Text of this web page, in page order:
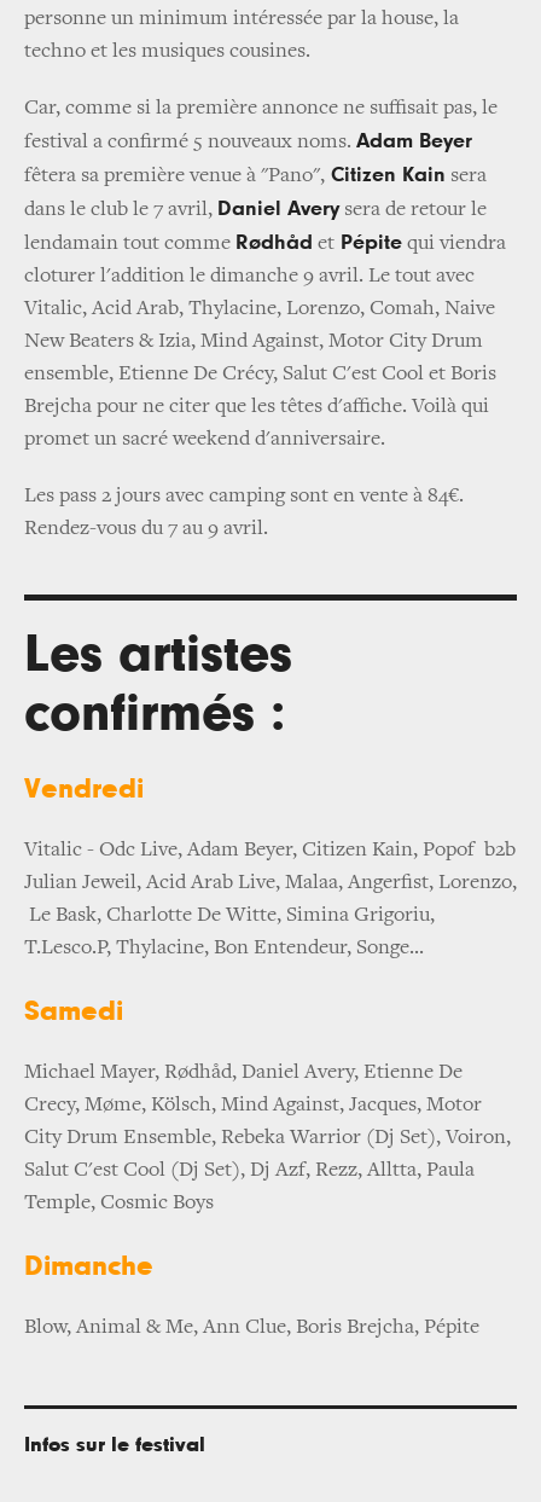
personne un minimum intéressée par la house, la
techno et les musiques cousines.
Car, comme si la première annonce ne suffisait pas, le
festival a confirmé 5 nouveaux noms. Adam Beyer
fêtera sa première venue à "Pano", Citizen Kain sera
dans le club le 7 avril, Daniel Averysera de retour le
lendamain tout comme Rødhåd et Pépite qui viendra
cloturer l'addition le dimanche 9 avril. Le tout avec
Vitalic, Acid Arab, Thylacine, Lorenzo, Comah, Naive
New Beaters & Izia, Mind Against, Motor City Drum
ensemble, Etienne De Crécy, Salut C'est Cool et Boris
Brejcha pour ne citer que les têtes d'affiche. Voilà qui
promet un sacré weekend d'anniversaire.
Les pass 2 jours avec camping sont en vente à 84€.
Rendez-vous du 7 au 9 avril.
Les artistes
confirmés :
Vendredi
Vitalic - Odc Live, Adam Beyer, Citizen Kain, Popof b2b
Julian Jeweil, Acid Arab Live, Malaa, Angerfist, Lorenzo,
Le Bask, Charlotte De Witte, Simina Grigoriu,
T.Lesco.P, Thylacine, Bon Entendeur, Songe...
Samedi
Michael Mayer, Rødhåd, Daniel Avery, Etienne De
Crecy, Møme, Kölsch, Mind Against, Jacques, Motor
City Drum Ensemble, Rebeka Warrior (Dj Set), Voiron,
Salut C'est Cool (Dj Set), Dj Azf, Rezz, Alltta, Paula
Temple, Cosmic Boys
Dimanche
Blow, Animal & Me, Ann Clue, Boris Brejcha, Pépite
Infos sur le festival